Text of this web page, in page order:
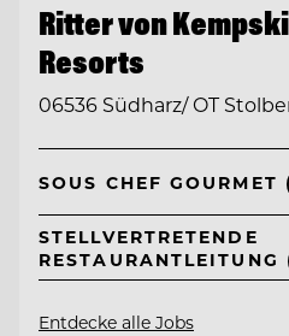
Ritter von
Resorts
06536 Südharz/ OT
SOUS CHEF
STELLVERTRETENDE
Entdecke alle Jobs